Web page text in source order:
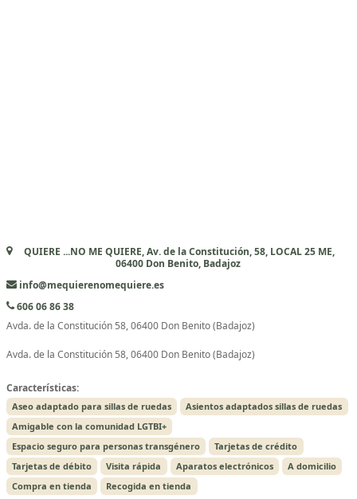
QUIERE ...NO ME QUIERE, Av. de la Constitución, 58, LOCAL 25 ME,
06400 Don Benito, Badajoz
info@mequierenomequiere.es
606 06 86 38
Avda. de la Constitución 58, 06400 Don Benito (Badajoz)
Avda. de la Constitución 58, 06400 Don Benito (Badajoz)
Características:
Aseo adaptado para sillas de ruedas
Asientos adaptados sillas de ruedas
Amigable con la comunidad LGTBI+
Espacio seguro para personas transgénero
Tarjetas de crédito
Tarjetas de débito
Visita rápida Aparatos electrónicos
A domicilio
Compra en tienda
Recogida en tienda